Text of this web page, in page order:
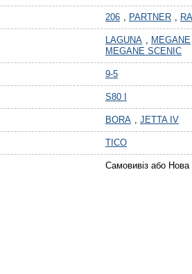
206 , PARTNER ,
LAGUNA , MEGANE
MEGANE SCENIC
9-5
S80 I
BORA , JETTA IV
TICO
Самовивіз або